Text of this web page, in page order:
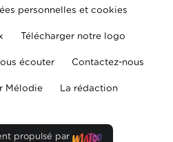
personnelles et cookies
Télécharger notre logo
écouter Contactez-nous
Mélodie La rédaction
propulsé par